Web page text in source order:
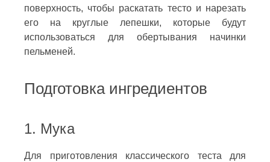
поверхность, чтобы раскатать тесто и нарезать
его на круглые лепешки, которые будут
использоваться для обертывания начинки
пельменей.
Подготовка ингредиентов
1. Мука
Для приготовления классического теста для